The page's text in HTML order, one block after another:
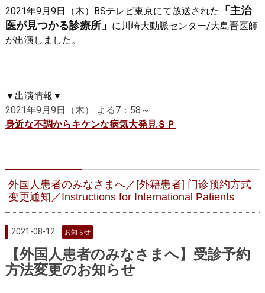
2021年9月9日（木）BSテレビ東京にて放送された
「主治
医が見つかる診療所」 に川崎大動脈センター/大島晋医師
が出演しました。
▼出演情報▼
2021年9月9日（木） よる7：58～
身近な不調からキケンな病気大発見ＳＰ
外国人患者のみなさまへ／[外籍患者] 门诊预约方式
变更通知／Instructions for International Patients
2021-08-12 お知らせ
【外国人患者のみなさまへ】受診予約
方法変更のお知らせ